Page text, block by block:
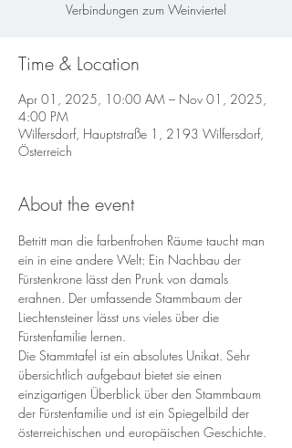
Verbindungen zum Weinviertel
Time & Location
Apr 01, 2025, 10:00 AM – Nov 01, 2025,
4:00 PM
Wilfersdorf, Hauptstraße 1, 2193 Wilfersdorf,
Österreich
About the event
Betritt man die farbenfrohen Räume taucht man
ein in eine andere Welt: Ein Nachbau der
Fürstenkrone lässt den Prunk von damals
erahnen. Der umfassende Stammbaum der
Liechtensteiner lässt uns vieles über die
Fürstenfamilie lernen.
Die Stammtafel ist ein absolutes Unikat. Sehr
übersichtlich aufgebaut bietet sie einen
einzigartigen Überblick über den Stammbaum
der Fürstenfamilie und ist ein Spiegelbild der
österreichischen und europäischen Geschichte.